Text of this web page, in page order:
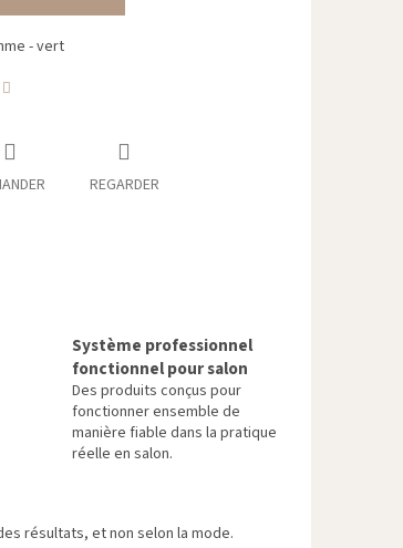
- vert
REGARDER
Système professionnel
fonctionnel pour salon
Des produits conçus pour
fonctionner ensemble de
manière fiable dans la pratique
réelle en salon.
résultats, et non selon la mode.